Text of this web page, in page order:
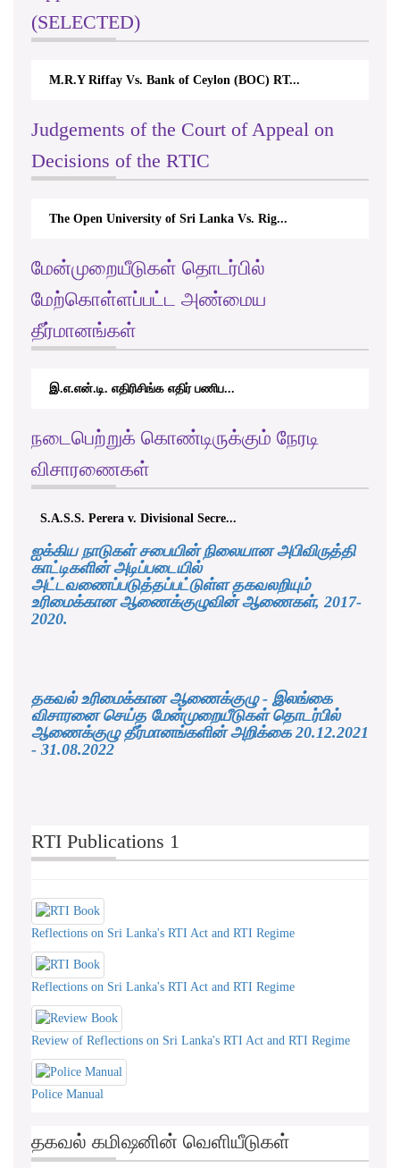
(SELECTED)
M.R.Y Riffay Vs. Bank of Ceylon (BOC) RT...
Judgements of the Court of Appeal on
Decisions of the RTIC
The Open University of Sri Lanka Vs. Rig...
மேன்முறையீடுகள் தொடர்பில்
மேற்கொள்ளப்பட்ட அண்மைய
தீர்மானங்கள்
இ.எ.என்.டி. எதிரிசிங்க எதிர் பணிப...
நடைபெற்றுக் கொண்டிருக்கும் நேரடி
விசாரணைகள்
S.A.S.S. Perera v. Divisional Secre...
ஐக்கிய நாடுகள் சபையின் நிலையான அபிவிருத்தி
காட்டிகளின் அடிப்படையில்
அட்டவணைப்படுத்தப்பட்டுள்ள தகவலறியும்
உரிமைக்கான ஆணைக்குழுவின் ஆணைகள், 2017-
2020.
தகவல் உரிமைக்கான ஆணைக்குழு - இலங்கை
விசாரனை செய்த மேன்முறையீடுகள் தொடர்பில்
ஆணைக்குழு தீர்மானங்களின் அறிக்கை 20.12.2021
- 31.08.2022
RTI Publications 1
Reflections on Sri Lanka's RTI Act and RTI Regime
Reflections on Sri Lanka's RTI Act and RTI Regime
Review of Reflections on Sri Lanka's RTI Act and RTI Regime
Police Manual
தகவல் கமிஷனின் வெளியீடுகள்